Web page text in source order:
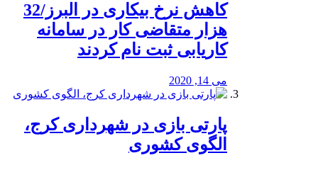
کاهش نرخ بیکاری در البرز/32
هزار متقاضی کار در سامانه
کاریابی ثبت نام کردند
می 14, 2020
پارتی بازی در شهرداری کرج،
الگوی کشوری